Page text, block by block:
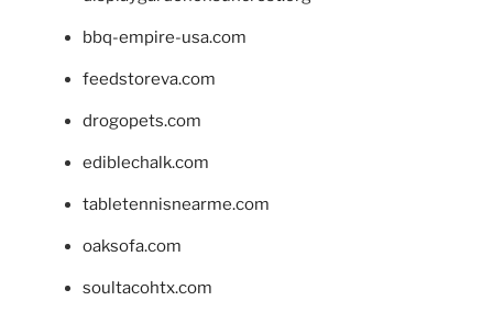
bbq-empire-usa.com
feedstoreva.com
drogopets.com
ediblechalk.com
tabletennisnearme.com
oaksofa.com
soultacohtx.com